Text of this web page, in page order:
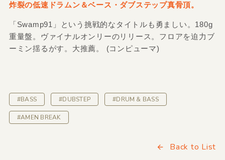
炸裂の低速ドラムン＆ベース・ダブステップ真骨頂。
「Swamp91」という挑戦的なタイトルも勇ましい。180g
重量盤。ヴァイナルオンリーのリリース。フロアを迫力ブ
ーミン揺るがす。大推薦。 (コンピューマ)
#BASS #DUBSTEP #DRUM & BASS
#AMEN BREAK
Back to List